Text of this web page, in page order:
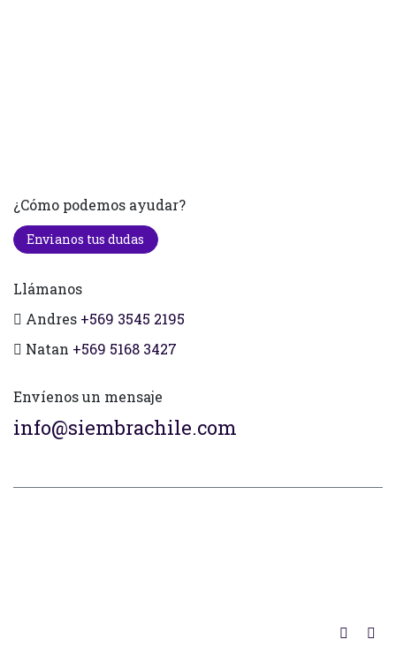
¿Cómo podemos ayudar?
Envianos tus dudas
Llámanos
Andres +569 3545 2195
Natan +569 5168 3427
Envíenos un mensaje
info@siembrachile.com